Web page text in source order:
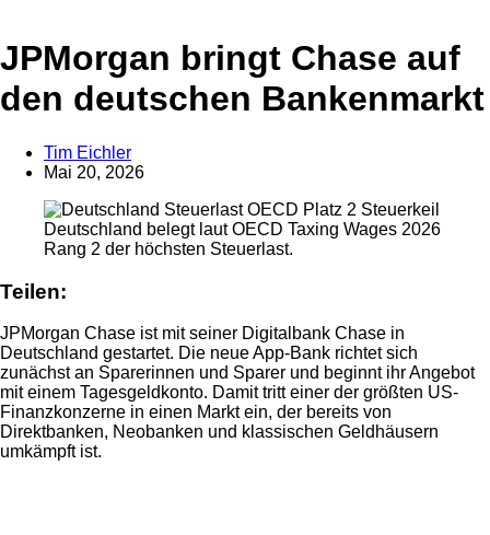
JPMorgan bringt Chase auf
den deutschen Bankenmarkt
Tim Eichler
Mai 20, 2026
Deutschland belegt laut OECD Taxing Wages 2026
Rang 2 der höchsten Steuerlast.
Teilen:
JPMorgan Chase ist mit seiner Digitalbank Chase in
Deutschland gestartet. Die neue App-Bank richtet sich
zunächst an Sparerinnen und Sparer und beginnt ihr Angebot
mit einem Tagesgeldkonto. Damit tritt einer der größten US-
Finanzkonzerne in einen Markt ein, der bereits von
Direktbanken, Neobanken und klassischen Geldhäusern
umkämpft ist.